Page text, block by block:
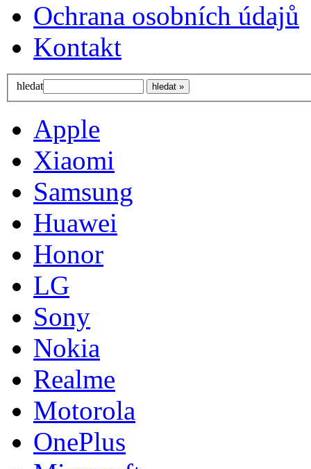
Ochrana osobních údajů
Kontakt
hledat
Apple
Xiaomi
Samsung
Huawei
Honor
LG
Sony
Nokia
Realme
Motorola
OnePlus